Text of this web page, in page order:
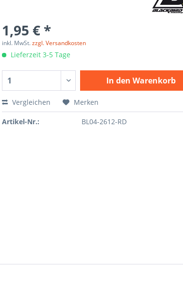
1,95 € *
inkl. MwSt.zzgl. Versandkosten
Lieferzeit 3-5 Tage
In den Warenkorb
Vergleichen Merken
Artikel-Nr.: BL04-2612-RD